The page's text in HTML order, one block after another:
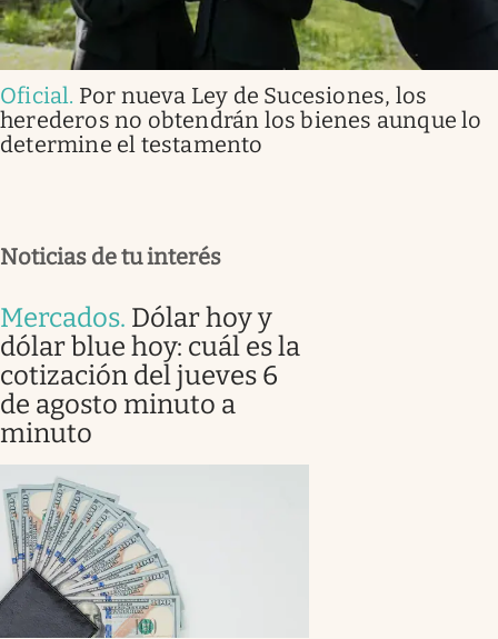
Oficial. Por nueva Ley de Sucesiones, los
herederos no obtendrán los bienes aunque lo
determine el testamento
Noticias de tu interés
Mercados. Dólar hoy y
dólar blue hoy: cuál es la
cotización del jueves 6
de agosto minuto a
minuto